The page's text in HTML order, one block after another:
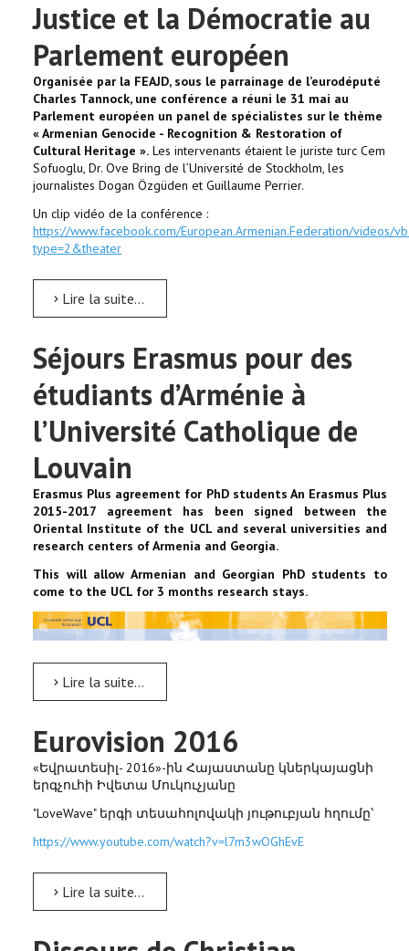
Justice et la Démocratie au
Parlement européen
Organisée par la FEAJD, sous le parrainage de l’eurodéputé
Charles Tannock, une conférence a réuni le 31 mai au
Parlement européen un panel de spécialistes sur le thème
« Armenian Genocide - Recognition & Restoration of
Cultural Heritage ». Les intervenants étaient le juriste turc Cem
Sofuoglu, Dr. Ove Bring de l’Université de Stockholm, les
journalistes Dogan Özgüden et Guillaume Perrier.
Un clip vidéo de la conférence :
https://www.facebook.com/European.Armenian.Federation/
type=2&theater
Lire la suite...
Séjours Erasmus pour des
étudiants d’Arménie à
l’Université Catholique de
Louvain
Erasmus Plus agreement for PhD students An Erasmus Plus
2015-2017 agreement has been signed between the
Oriental Institute of the UCL and several universities and
research centers of Armenia and Georgia.
This will allow Armenian and Georgian PhD students to
come to the UCL for 3 months research stays.
Lire la suite...
Eurovision 2016
«Եվրատեսիլ- 2016»-ին Հայաստանը կներկայացնի
երգչուհի Իվետա Մուկուչյանը
"LoveWave" երգի տեսահոլովակի յութուբյան հղումը՝
https://www.youtube.com/watch?v=l7m3wOGhEvE
Lire la suite...